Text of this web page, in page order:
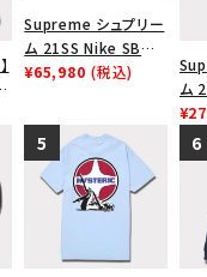
Supreme シュプリー
ム 21SS Nike SB
Dunk Low ナイキSB
¥65,980 (税込)
ム
S/S
ョ
Tシ